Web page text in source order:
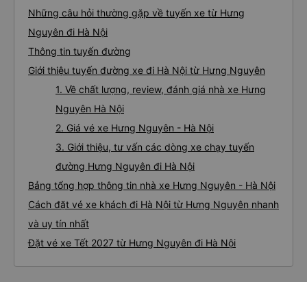
Những câu hỏi thường gặp về tuyến xe từ Hưng
Nguyên đi Hà Nội
Thông tin tuyến đường
Giới thiệu tuyến đường xe đi Hà Nội từ Hưng Nguyên
1. Về chất lượng, review, đánh giá nhà xe Hưng
Nguyên Hà Nội
2. Giá vé xe Hưng Nguyên - Hà Nội
3. Giới thiệu, tư vấn các dòng xe chạy tuyến
đường Hưng Nguyên đi Hà Nội
Bảng tổng hợp thông tin nhà xe Hưng Nguyên - Hà Nội
Cách đặt vé xe khách đi Hà Nội từ Hưng Nguyên nhanh
và uy tín nhất
Đặt vé xe Tết 2027 từ Hưng Nguyên đi Hà Nội